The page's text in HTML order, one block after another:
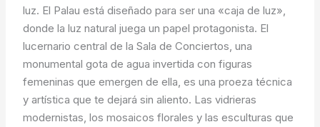
luz. El Palau está diseñado para ser una «caja de luz»,
donde la luz natural juega un papel protagonista. El
lucernario central de la Sala de Conciertos, una
monumental gota de agua invertida con figuras
femeninas que emergen de ella, es una proeza técnica
y artística que te dejará sin aliento. Las vidrieras
modernistas, los mosaicos florales y las esculturas que